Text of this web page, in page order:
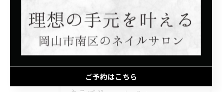
一覧に戻る 次のページ >
ご予約はこちら